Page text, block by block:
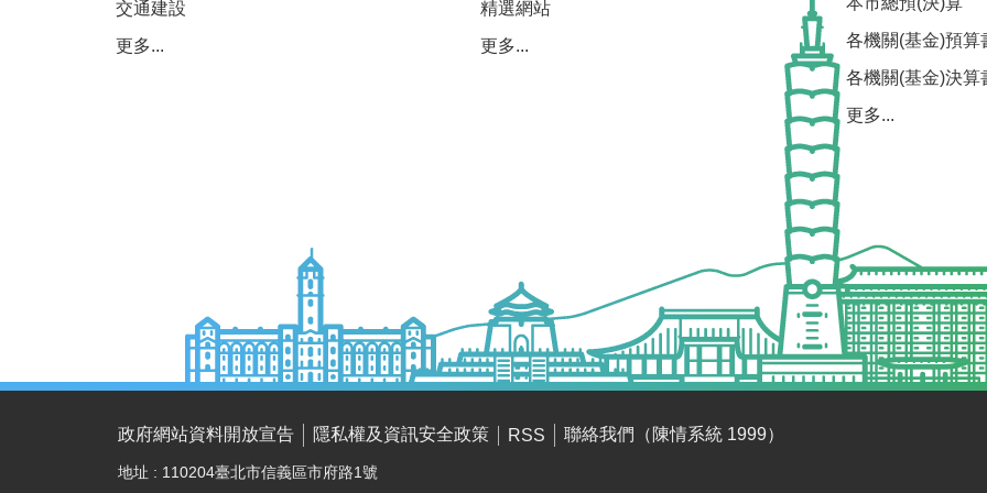
交通建設
更多...
精選網站
更多...
各機關(基金)預算
各機關(基金)決算
更多...
政府網站資料開放宣告 隱私權及資訊安全政策 RSS 聯絡我們（陳情系統 1999）
地址 : 110204臺北市信義區市府路1號